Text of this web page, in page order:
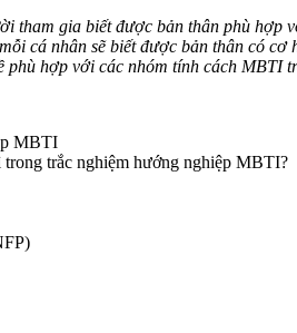
tham gia biết được bản thân phù hợp
cá nhân sẽ biết được bản thân có
phù hợp với các nhóm tính cách MBTI
MBTI
trắc nghiệm hướng nghiệp MBTI?